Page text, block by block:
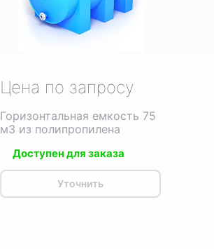
Горизонтальная емкость 75
м3 из полипропилена
Доступен для заказа
Цена по запросу
Уточнить